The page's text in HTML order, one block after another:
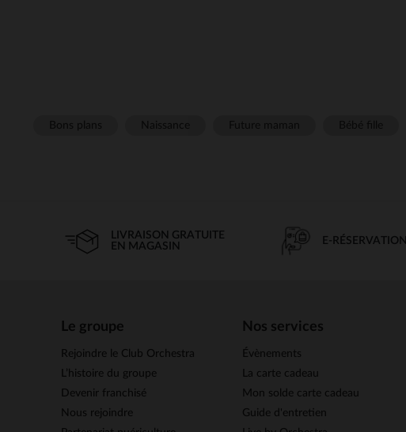
LIVRAISON GRATUITE
EN MAGASIN
E-RÉSERVATION
Le groupe
Rejoindre le Club Orchestra
L’histoire du groupe
Devenir franchisé
Nous rejoindre
Nos services
Évènements
La carte cadeau
Mon solde carte cadeau
Guide d'entretien